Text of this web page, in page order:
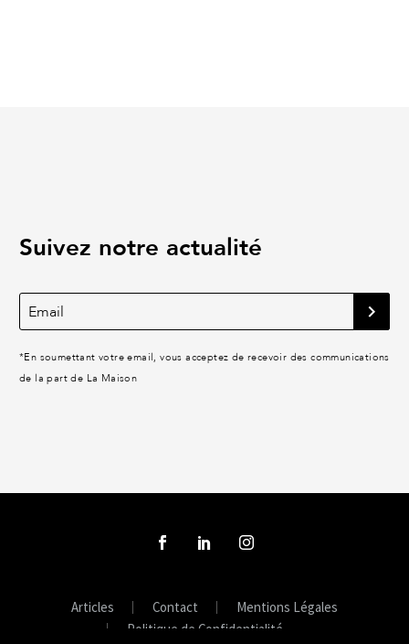
Suivez notre actualité
*En soumettant votre email, vous acceptez de recevoir des communications
de la part de La Maison
Articles Contact
Mentions Légales
Politique de Confidentialité